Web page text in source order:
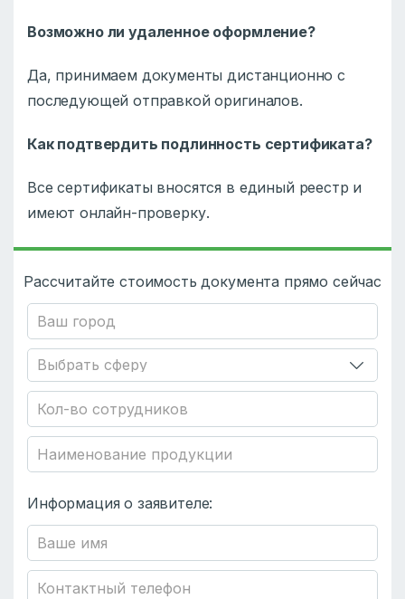
Возможно ли удаленное оформление?
Да, принимаем документы дистанционно с
последующей отправкой оригиналов.
Как подтвердить подлинность сертификата?
Все сертификаты вносятся в единый реестр и
имеют онлайн-проверку.
Рассчитайте стоимость документа прямо сейчас
Информация о заявителе: